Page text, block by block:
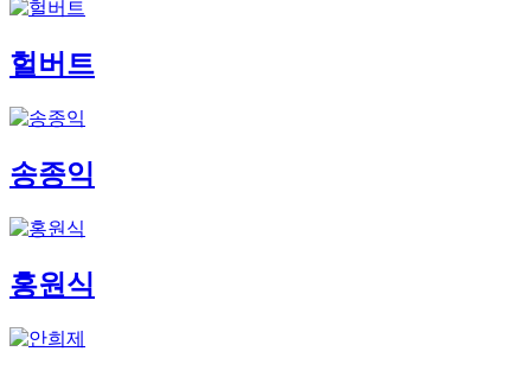
헐버트
송종익
홍원식